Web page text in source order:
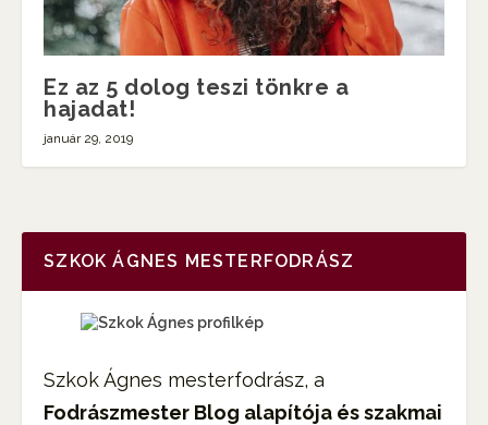
Ez az 5 dolog teszi tönkre a
hajadat!
január 29, 2019
SZKOK ÁGNES MESTERFODRÁSZ
Szkok Ágnes mesterfodrász, a
Fodrászmester Blog alapítója és szakmai